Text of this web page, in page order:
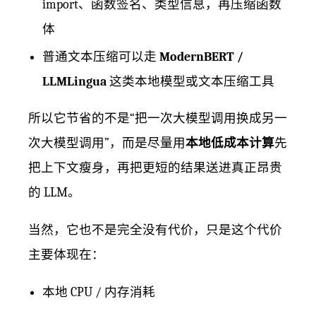
import、函数签名、类型信息，再压缩函数
体
普通文本压缩可以走 ModernBERT /
LLMLingua 这类本地模型或文本压缩工具
所以它节省的不是“把一次大模型调用换成另一
次大模型调用”，而是尽量用本地低成本计算先
把上下文瘦身，再把更短的结果送进真正昂贵
的 LLM。
当然，它也不是完全没有代价，只是这个代价
主要体现在：
本地 CPU / 内存消耗